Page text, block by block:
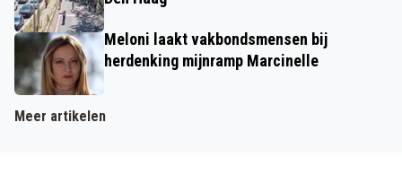
Meloni laakt vakbondsmensen bij
herdenking mijnramp Marcinelle
Meer artikelen